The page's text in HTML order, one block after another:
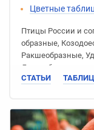
Цветные
Птицы России и
образные,
Ракше­образные,
Дятлообразные
СТАТЬИ